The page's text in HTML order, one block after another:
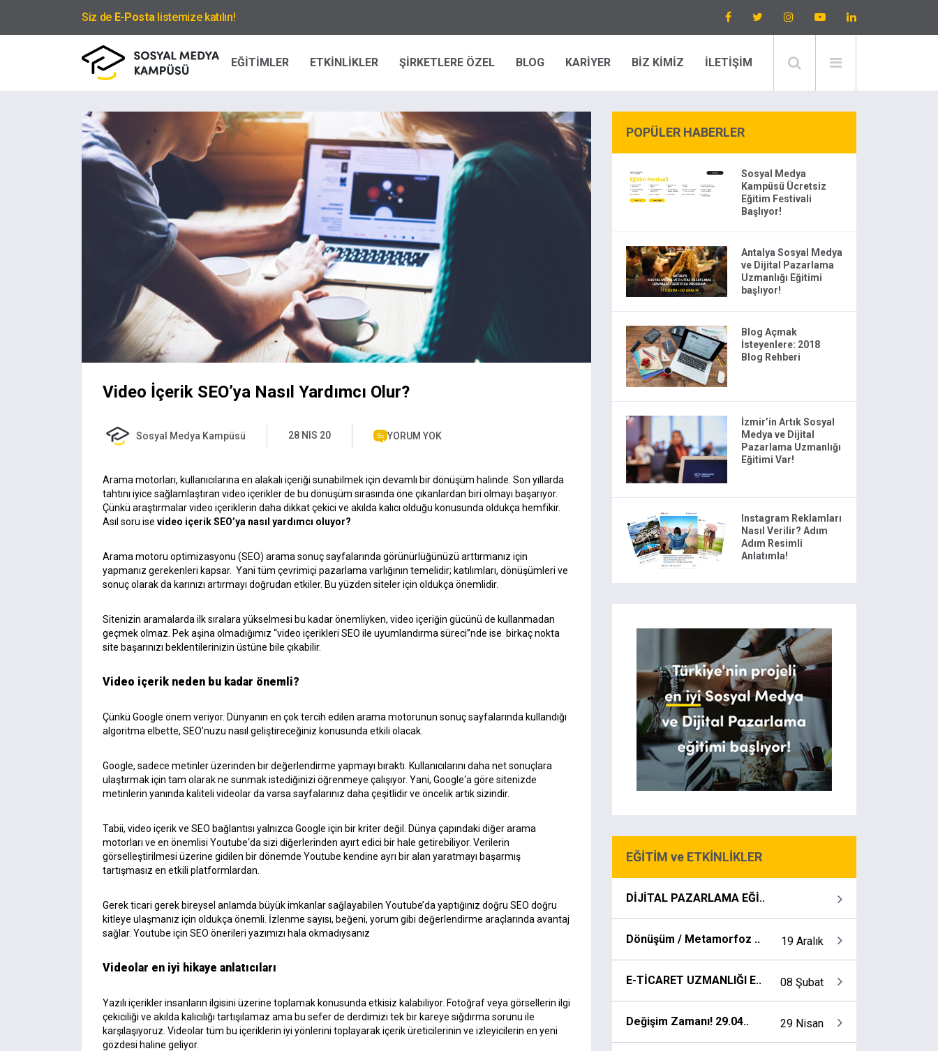
Siz de E-Postalistemize katılın!
EĞİTİMLER ETKİNLİKLER ŞİRKETLERE ÖZEL BLOG KARİYER BİZ KİMİZ İLETİŞİM
Video İçerik SEO’ya Nasıl Yardımcı Olur?
Sosyal Medya Kampüsü 28 NIS 20 YORUM YOK
Arama motorları, kullanıcılarına en alakalı içeriği sunabilmek için devamlı bir dönüşüm halinde. Son yıllarda
tahtını iyice sağlamlaştıran video içerikler de bu dönüşüm sırasında öne çıkanlardan biri olmayı başarıyor.
Çünkü araştırmalar video içeriklerin daha dikkat çekici ve akılda kalıcı olduğu konusunda oldukça hemfikir.
Asıl soru ise video içerik SEO’ya nasıl yardımcı oluyor?
Arama motoru optimizasyonu (SEO) arama sonuç sayfalarında görünürlüğünüzü arttırmanız için
yapmanız gerekenleri kapsar. Yani tüm çevrimiçi pazarlama varlığının temelidir; katılımları, dönüşümleri ve
sonuç olarak da karınızı artırmayı doğrudan etkiler. Bu yüzden siteler için oldukça önemlidir.
Sitenizin aramalarda ilk sıralara yükselmesi bu kadar önemliyken, video içeriğin gücünü de kullanmadan
geçmek olmaz. Pek aşina olmadığımız “video içerikleri SEO ile uyumlandırma süreci”nde ise birkaç nokta
site başarınızı beklentilerinizin üstüne bile çıkabilir.
Video içerik neden bu kadar önemli?
Çünkü Google önem veriyor. Dünyanın en çok tercih edilen arama motorunun sonuç sayfalarında kullandığı
algoritma elbette, SEO’nuzu nasıl geliştireceğiniz konusunda etkili olacak.
Google, sadece metinler üzerinden bir değerlendirme yapmayı bıraktı. Kullanıcılarını daha net sonuçlara
ulaştırmak için tam olarak ne sunmak istediğinizi öğrenmeye çalışıyor. Yani, Google‘a göre sitenizde
metinlerin yanında kaliteli videolar da varsa sayfalarınız daha çeşitlidir ve öncelik artık sizindir.
Tabii, video içerik ve SEO bağlantısı yalnızca Google için bir kriter değil. Dünya çapındaki diğer arama
motorları ve en önemlisi Youtube‘da sizi diğerlerinden ayırt edici bir hale getirebiliyor. Verilerin
görselleştirilmesi üzerine gidilen bir dönemde Youtube kendine ayrı bir alan yaratmayı başarmış
tartışmasız en etkili platformlardan.
Gerek ticari gerek bireysel anlamda büyük imkanlar sağlayabilen Youtube’da yaptığınız doğru SEO doğru
kitleye ulaşmanız için oldukça önemli. İzlenme sayısı, beğeni, yorum gibi değerlendirme araçlarında avantaj
sağlar. Youtube için SEO önerileri yazımızı hala okmadıysanız
Videolar en iyi hikaye anlatıcıları
Yazılı içerikler insanların ilgisini üzerine toplamak konusunda etkisiz kalabiliyor. Fotoğraf veya görsellerin ilgi
çekiciliği ve akılda kalıcılığı tartışılamaz ama bu sefer de derdimizi tek bir kareye sığdırma sorunu ile
karşılaşıyoruz. Videolar tüm bu içeriklerin iyi yönlerini toplayarak içerik üreticilerinin ve izleyicilerin en yeni
gözdesi haline geliyor.
POPÜLER HABERLER
Sosyal Medya
Kampüsü Ücretsiz
Eğitim Festivali
Başlıyor!
Antalya Sosyal Medya
ve Dijital Pazarlama
Uzmanlığı Eğitimi
başlıyor!
Blog Açmak
İsteyenlere: 2018
Blog Rehberi
İzmir’in Artık Sosyal
Medya ve Dijital
Pazarlama Uzmanlığı
Eğitimi Var!
Instagram Reklamları
Nasıl Verilir? Adım
Adım Resimli
Anlatımla!
EĞİTİM ve ETKİNLİKLER
DİJİTAL PAZARLAMA EĞİ..
Dönüşüm / Metamorfoz .. 19 Aralık
E-TİCARET UZMANLIĞI E.. 08 Şubat
Değişim Zamanı! 29.04.. 29 Nisan